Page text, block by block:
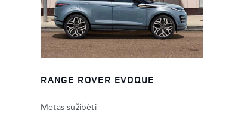
RANGE ROVER EVOQUE
Metas sužibėti